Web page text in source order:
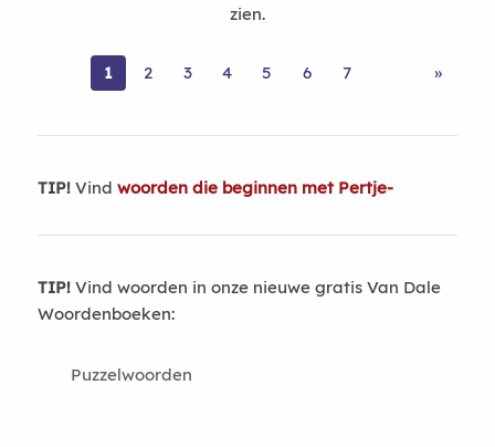
zien.
1 2 3 4 5 6 7 »
TIP!Vind woorden die beginnen met Pertje-
TIP!Vind woorden in onze nieuwe gratis Van Dale
Woordenboeken:
Puzzelwoorden